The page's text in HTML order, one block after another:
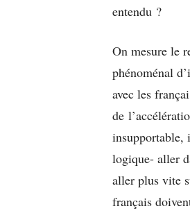
entendu ?
On mesure le
phénoménal
avec les
de
insupportable,
logique- aller
aller plus vite
français